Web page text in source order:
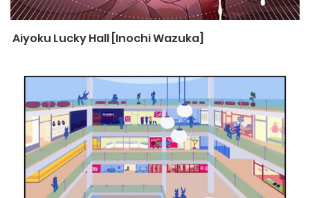
Aiyoku Lucky Hall [Inochi Wazuka]